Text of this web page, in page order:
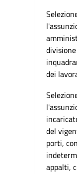
dei
del
porti,
appalti,